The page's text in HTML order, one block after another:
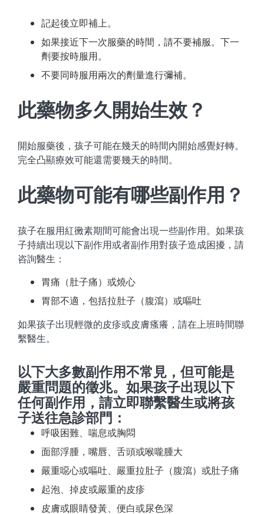
記起後立即補上。
如果接近下一次服藥的時間，請不要補服。下一
劑要按時服用。
不要同時服用兩次的劑量進行彌補。
此藥物多久開始生效？
開始服藥後，孩子可能在幾天的時間內開始感覺好轉。
完全凸顯療效可能還需要幾天的時間。
此藥物可能有哪些副作用？
孩子在服用紅黴素期間可能會出現一些副作用。如果孩
子持續出現以下副作用或者副作用對孩子造成困擾，請
咨詢醫生：
胃痛（肚子痛）或燒心
胃部不適，包括拉肚子（腹瀉）或嘔吐
如果孩子出現輕微的皮疹或皮膚瘙癢，請在上班時間聯
繫醫生。
以下大多數副作用不常見，但可能是
嚴重問題的徵兆。如果孩子出現以下
任何副作用，請立即聯繫醫生或將孩
子送往急診部門：
呼吸困難、喘息或胸悶
面部浮腫，嘴唇、舌頭或喉嚨腫大
嚴重噁心或嘔吐、嚴重拉肚子（腹瀉）或肚子痛
起泡、掉皮或嚴重的皮疹
皮膚或眼睛發黃、便白或尿色深